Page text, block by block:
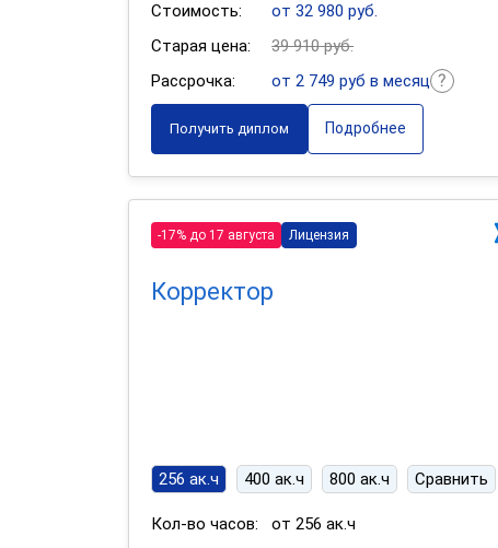
Стоимость:
от 32 980 руб.
Старая цена:
39 910 руб.
Рассрочка:
от 2 749 руб в месяц
Получить диплом Подробнее
-17% до 17 августа Лицензия
Корректор
256 ак.ч 400 ак.ч 800 ак.ч Сравнить
Кол-во часов:
от 256 ак.ч